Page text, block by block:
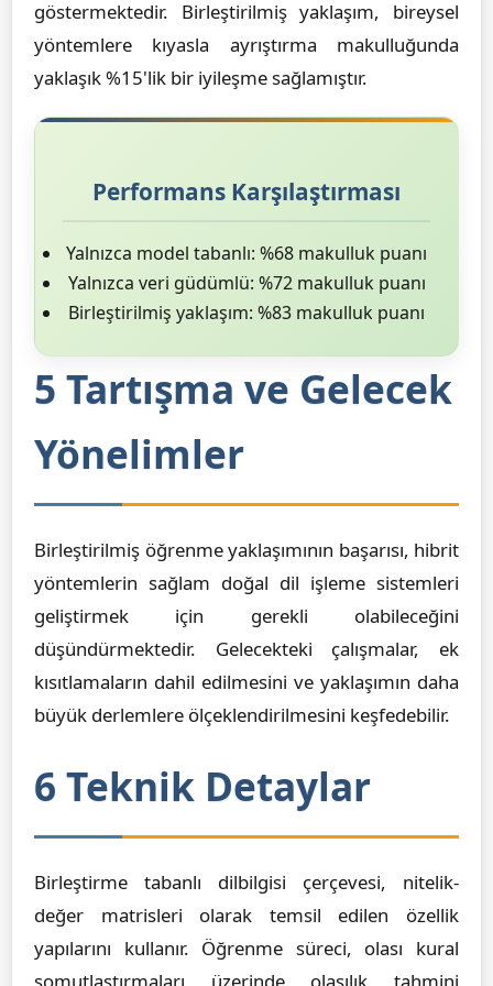
göstermektedir. Birleştirilmiş yaklaşım, bireysel
yöntemlere kıyasla ayrıştırma makulluğunda
yaklaşık %15'lik bir iyileşme sağlamıştır.
Performans Karşılaştırması
Yalnızca model tabanlı: %68 makulluk puanı
Yalnızca veri güdümlü: %72 makulluk puanı
Birleştirilmiş yaklaşım: %83 makulluk puanı
5 Tartışma ve Gelecek
Yönelimler
Birleştirilmiş öğrenme yaklaşımının başarısı, hibrit
yöntemlerin sağlam doğal dil işleme sistemleri
geliştirmek için gerekli olabileceğini
düşündürmektedir. Gelecekteki çalışmalar, ek
kısıtlamaların dahil edilmesini ve yaklaşımın daha
büyük derlemlere ölçeklendirilmesini keşfedebilir.
6 Teknik Detaylar
Birleştirme tabanlı dilbilgisi çerçevesi, nitelik-
değer matrisleri olarak temsil edilen özellik
yapılarını kullanır. Öğrenme süreci, olası kural